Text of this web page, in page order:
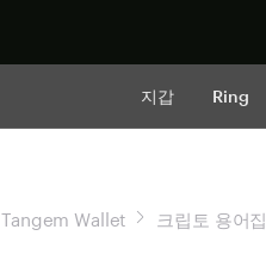
지갑 Ring
Tangem Wallet 크립토 용어집